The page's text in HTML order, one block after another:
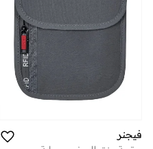
فيجنر